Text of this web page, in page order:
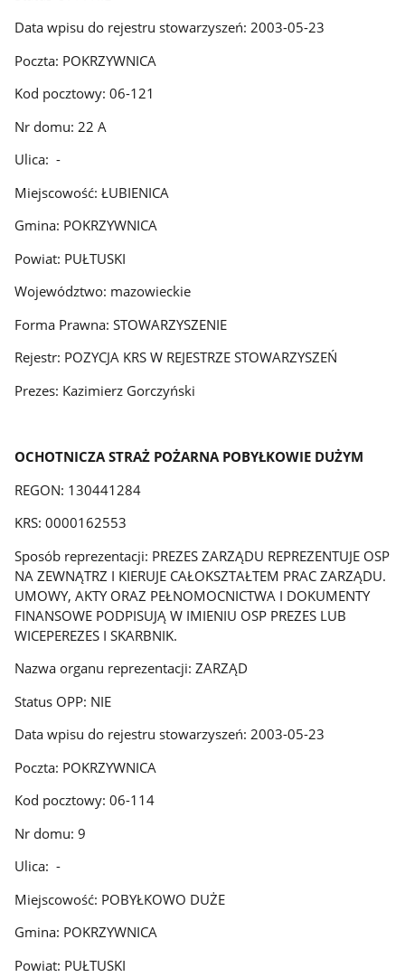
Data wpisu do rejestru stowarzyszeń: 2003-05-23
Poczta: POKRZYWNICA
Kod pocztowy: 06-121
Nr domu: 22 A
Ulica: -
Miejscowość: ŁUBIENICA
Gmina: POKRZYWNICA
Powiat: PUŁTUSKI
Województwo: mazowieckie
Forma Prawna: STOWARZYSZENIE
Rejestr: POZYCJA KRS W REJESTRZE STOWARZYSZEŃ
Prezes: Kazimierz Gorczyński
OCHOTNICZA STRAŻ POŻARNA POBYŁKOWIE DUŻYM
REGON: 130441284
KRS: 0000162553
Sposób reprezentacji: PREZES ZARZĄDU REPREZENTUJE OSP
NA ZEWNĄTRZ I KIERUJE CAŁOKSZTAŁTEM PRAC ZARZĄDU.
UMOWY, AKTY ORAZ PEŁNOMOCNICTWA I DOKUMENTY
FINANSOWE PODPISUJĄ W IMIENIU OSP PREZES LUB
WICEPEREZES I SKARBNIK.
Nazwa organu reprezentacji: ZARZĄD
Status OPP: NIE
Data wpisu do rejestru stowarzyszeń: 2003-05-23
Poczta: POKRZYWNICA
Kod pocztowy: 06-114
Nr domu: 9
Ulica: -
Miejscowość: POBYŁKOWO DUŻE
Gmina: POKRZYWNICA
Powiat: PUŁTUSKI